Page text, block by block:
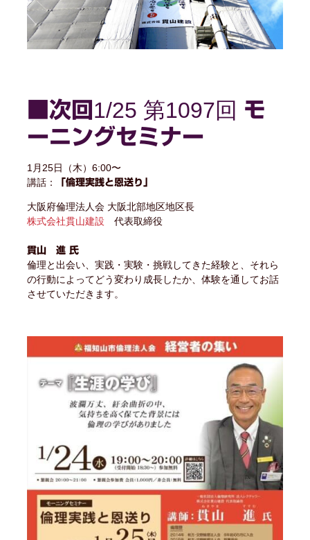
■次回 1/25 第1097回 モ
ーニングセミナー
1月25日（木）6:00〜
講話： 「倫理実践と恩送り」
大阪府倫理法人会 大阪北部地区地区長
株式会社貫山建設 代表取締役
貫山 進 氏
倫理と出会い、実践・実験・挑戦してきた経験と、それら
の行動によってどう変わり成長したか、体験を通してお話
させていただきます。